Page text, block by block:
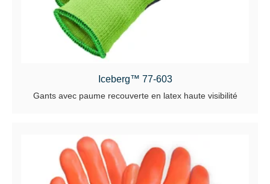
Iceberg™ 77-603
Gants avec paume recouverte en latex haute visibilité